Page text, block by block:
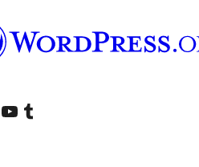
Instagram
de LinkedIn
conta de TikTok
Visita a nosa canle de YouTube
Visita a nosa conta de Tumblr